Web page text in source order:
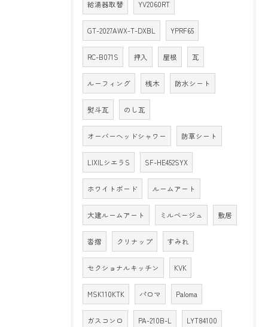
給湯器取替 YV2060RT
GT-2027AWX-T-DXBL YPRF65
RC-B071S 押入 屋根 瓦
ルーフィング 桟木 防水シート
熨斗瓦 のし瓦
オーバーヘッドシャワー 防草シート
LIXILシエラS SF-HE452SYX
ホワイトボード ルームアート
大建ルームアート ミルベージュ 敷居
沓摺 クリナップ すみれ
セクショナルキッチン KVK
MSK110KTK パロマ Paloma
ガスコンロ PA-210B-L LYT84100